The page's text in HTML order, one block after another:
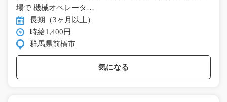
場で 機械オペレータ…
長期（3ヶ月以上）
時給1,400円
群馬県前橋市
気になる